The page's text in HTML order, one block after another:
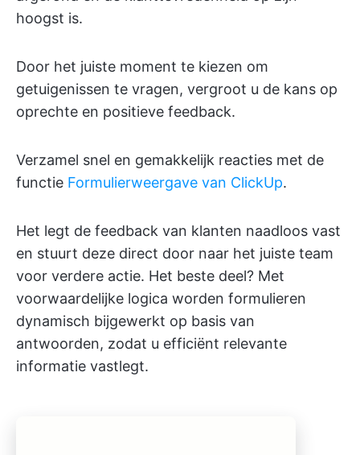
hoogst is.
Door het juiste moment te kiezen om
getuigenissen te vragen, vergroot u de kans op
oprechte en positieve feedback.
Verzamel snel en gemakkelijk reacties met de
functie Formulierweergave van ClickUp.
Het legt de feedback van klanten naadloos vast
en stuurt deze direct door naar het juiste team
voor verdere actie. Het beste deel? Met
voorwaardelijke logica worden formulieren
dynamisch bijgewerkt op basis van
antwoorden, zodat u efficiënt relevante
informatie vastlegt.